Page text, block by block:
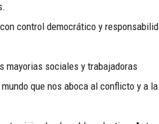
control democrático y
mayorias sociales y trabajadoras
que nos aboca al conflicto y a